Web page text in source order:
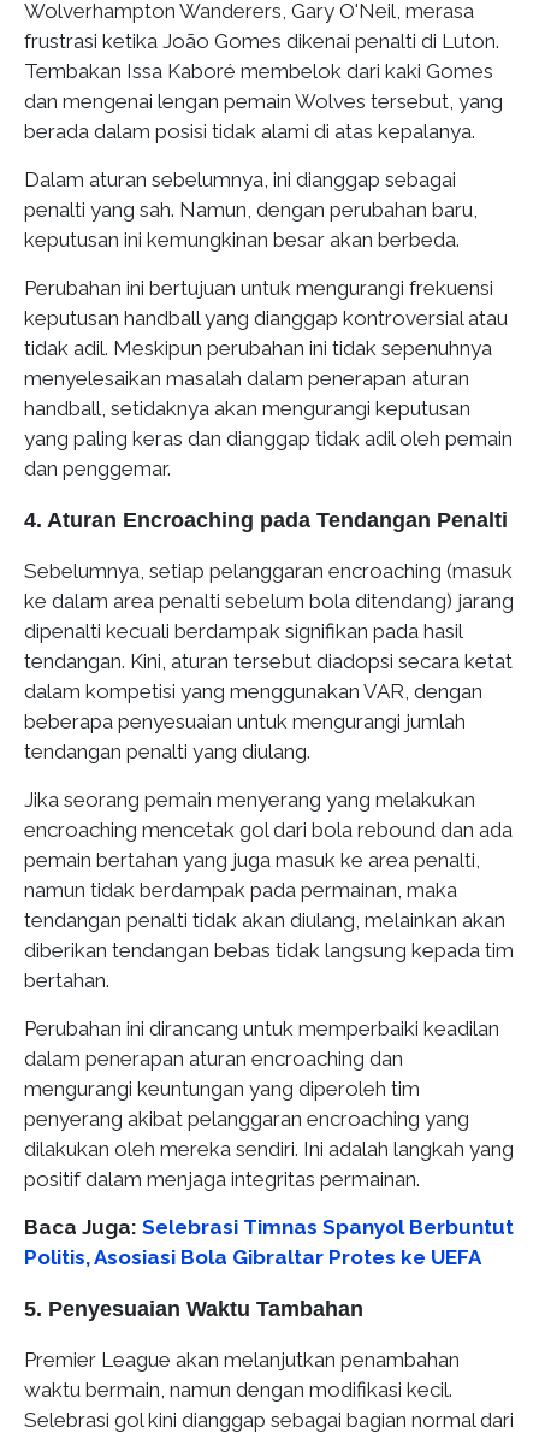
Wolverhampton Wanderers, Gary O'Neil, merasa
frustrasi ketika João Gomes dikenai penalti di Luton.
Tembakan Issa Kaboré membelok dari kaki Gomes
dan mengenai lengan pemain Wolves tersebut, yang
berada dalam posisi tidak alami di atas kepalanya.
Dalam aturan sebelumnya, ini dianggap sebagai
penalti yang sah. Namun, dengan perubahan baru,
keputusan ini kemungkinan besar akan berbeda.
Perubahan ini bertujuan untuk mengurangi frekuensi
keputusan handball yang dianggap kontroversial atau
tidak adil. Meskipun perubahan ini tidak sepenuhnya
menyelesaikan masalah dalam penerapan aturan
handball, setidaknya akan mengurangi keputusan
yang paling keras dan dianggap tidak adil oleh pemain
dan penggemar.
4. Aturan Encroaching pada Tendangan Penalti
Sebelumnya, setiap pelanggaran encroaching (masuk
ke dalam area penalti sebelum bola ditendang) jarang
dipenalti kecuali berdampak signifikan pada hasil
tendangan. Kini, aturan tersebut diadopsi secara ketat
dalam kompetisi yang menggunakan VAR, dengan
beberapa penyesuaian untuk mengurangi jumlah
tendangan penalti yang diulang.
Jika seorang pemain menyerang yang melakukan
encroaching mencetak gol dari bola rebound dan ada
pemain bertahan yang juga masuk ke area penalti,
namun tidak berdampak pada permainan, maka
tendangan penalti tidak akan diulang, melainkan akan
diberikan tendangan bebas tidak langsung kepada tim
bertahan.
Perubahan ini dirancang untuk memperbaiki keadilan
dalam penerapan aturan encroaching dan
mengurangi keuntungan yang diperoleh tim
penyerang akibat pelanggaran encroaching yang
dilakukan oleh mereka sendiri. Ini adalah langkah yang
positif dalam menjaga integritas permainan.
Baca Juga: Selebrasi Timnas Spanyol Berbuntut
Politis, Asosiasi Bola Gibraltar Protes ke UEFA
5. Penyesuaian Waktu Tambahan
Premier League akan melanjutkan penambahan
waktu bermain, namun dengan modifikasi kecil.
Selebrasi gol kini dianggap sebagai bagian normal dari